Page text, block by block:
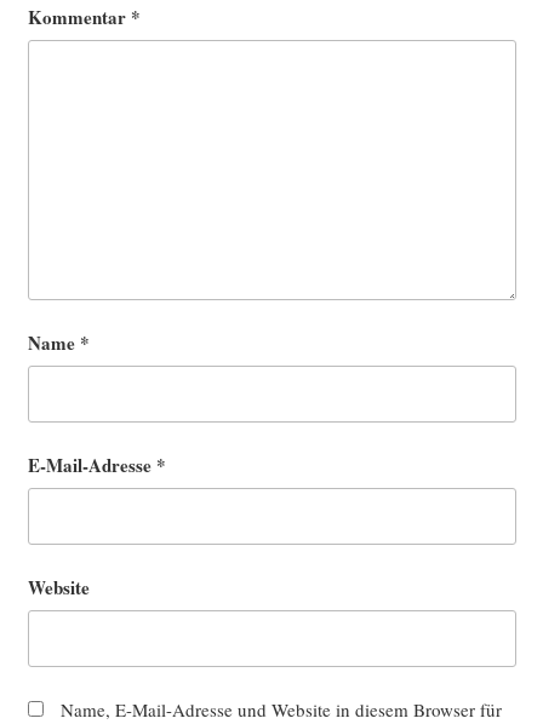
Kommentar *
Name *
E-Mail-Adresse *
Website
Name, E-Mail-Adresse und Website in diesem Browser für